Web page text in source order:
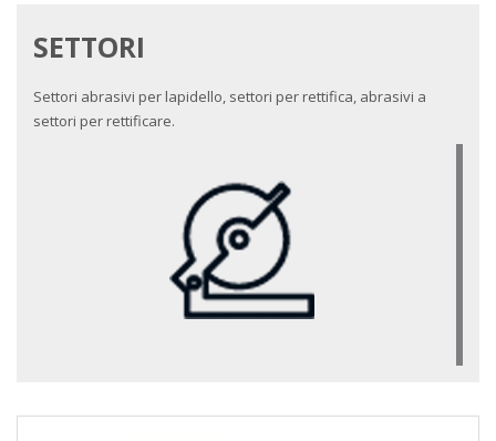
SETTORI
Settori abrasivi per lapidello, settori per rettifica, abrasivi a
settori per rettificare.